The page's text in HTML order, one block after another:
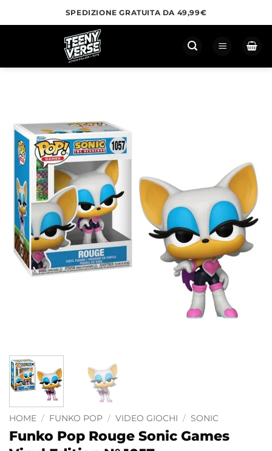
ai
SPEDIZIONE GRATUITA DA 49,99€
HOME / FUNKO POP / VIDEO GIOCHI / SONIC
Funko Pop Rouge Sonic Games